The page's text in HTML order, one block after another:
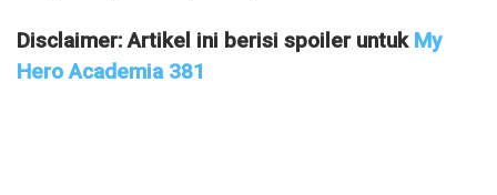
Disclaimer: Artikel ini berisi spoiler untuk My
Hero Academia 381